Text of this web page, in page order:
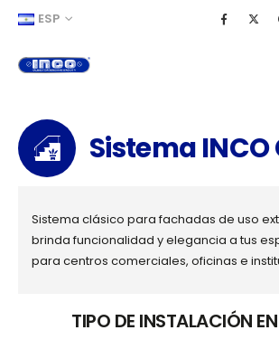
ESP
Sistema
Sistema clásico para fachadas de uso
brinda funcionalidad y elegancia a tus
para centros comerciales, oficinas e
TIPO DE INSTALACIÓN